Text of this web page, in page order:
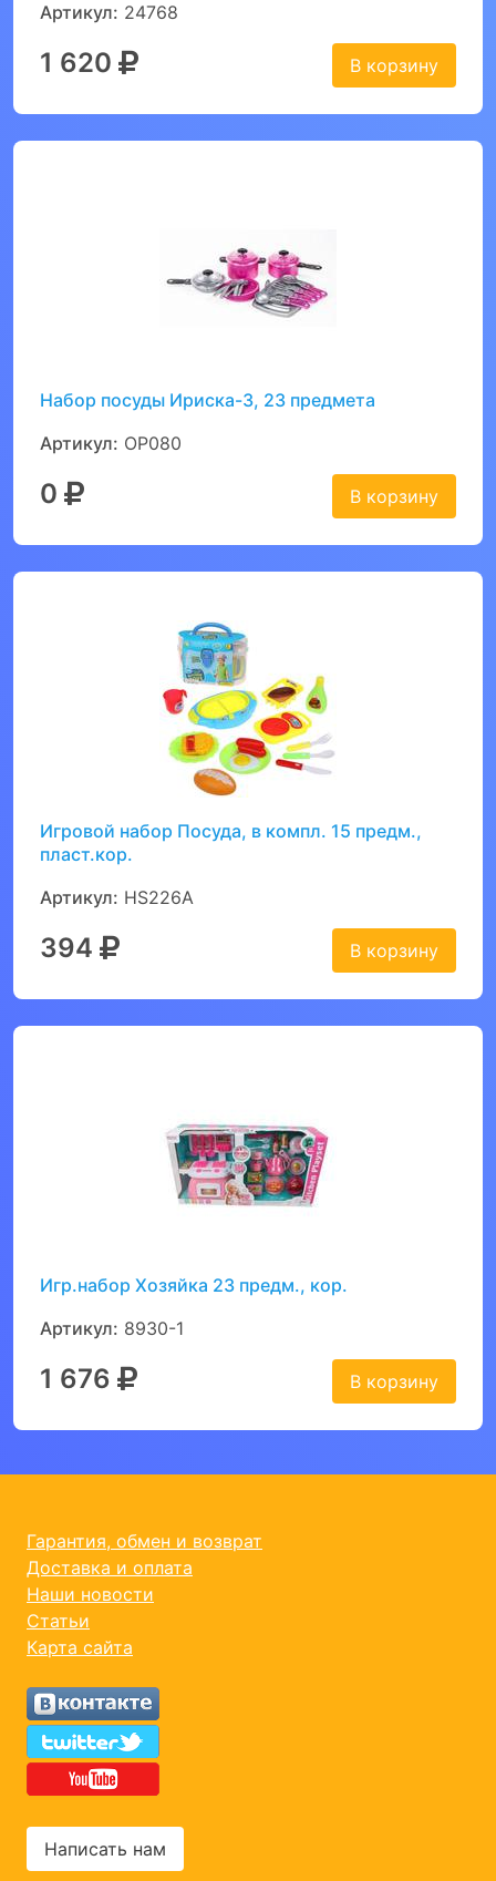
Артикул: 24768
1 620 В корзину
Набор посуды Ириска-3, 23 предмета
Артикул: ОР080
0 В корзину
Игровой набор Посуда, в компл. 15 предм.,
пласт.кор.
Артикул: HS226A
394 В корзину
Игр.набор Хозяйка 23 предм., кор.
Артикул: 8930-1
1 676 В корзину
Гарантия, обмен и возврат
Доставка и оплата
Наши новости
Статьи
Карта сайта
Написать нам